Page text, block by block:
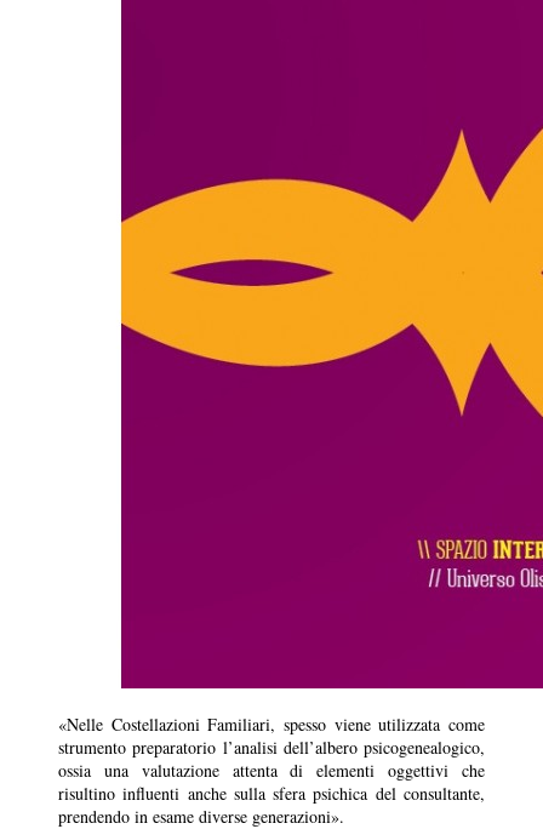
«Nelle Costellazioni Familiari, spesso viene utilizzata come
strumento preparatorio l’analisi dell’albero psicogenealogico,
ossia una valutazione attenta di elementi oggettivi che
risultino influenti anche sulla sfera psichica del consultante,
prendendo in esame diverse generazioni».